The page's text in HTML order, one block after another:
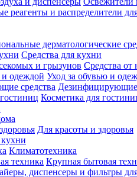
дерматологические
Средства для кухни
Средства от
Уход за обувью и
Дезинфицирующие
Косметика для
Для красоты и здоровья
Климатотехника
Крупная бытовая